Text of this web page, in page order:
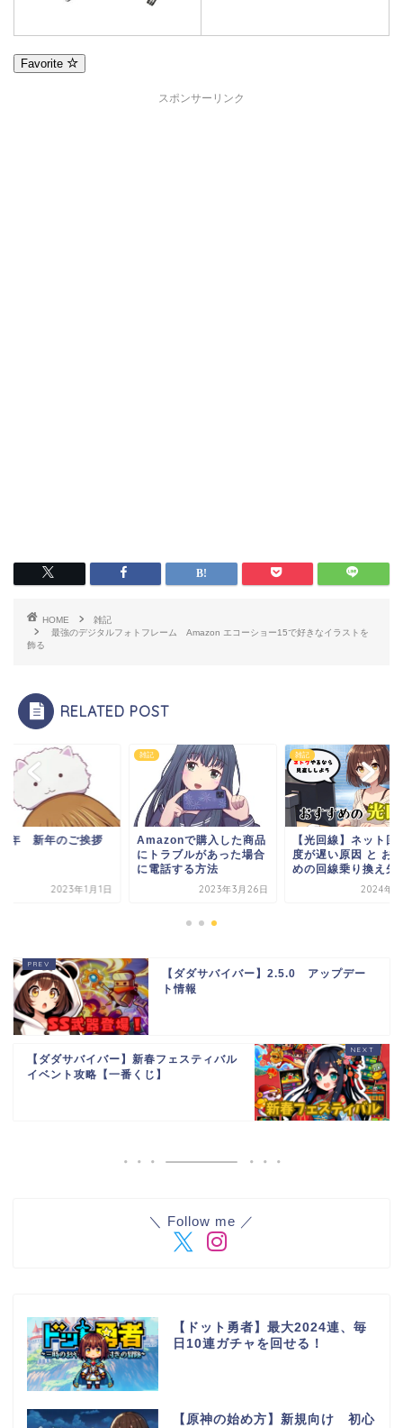
Favorite
スポンサーリンク
HOME
雑記
最強のデジタルフォトフレーム Amazon エコーショー15で好きなイラストを
飾る
RELATED POST
年 新年のご挨拶
2023年1月1日
雑記
Amazonで購入した商品
にトラブルがあった場合
に電話する方法
2023年3月26日
雑記
【光回線】ネット回
度が遅い原因 と お
めの回線乗り換え先
2024年5
【ダダサバイバー】2.5.0 アップデー
ト情報
【ダダサバイバー】新春フェスティバル
イベント攻略【一番くじ】
＼ Follow me ／
【ドット勇者】最大2024連、毎
日10連ガチャを回せる！
【原神の始め方】新規向け 初心